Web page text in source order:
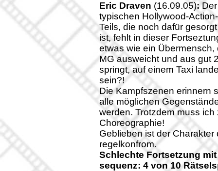
Eric Draven (16.09.05):Der
typischen Hollywood-
Teils, die noch dafür
ist, fehlt in dieser
etwas wie ein
MG ausweicht und aus gut
springt, auf einem Taxi
sein?!
Die Kampfszenen erinnern
alle möglichen
werden. Trotzdem muss
Choreographie!
Geblieben ist der
regelkonfrom.
Schlechte Fortsetzung
sequenz: 4 von 10